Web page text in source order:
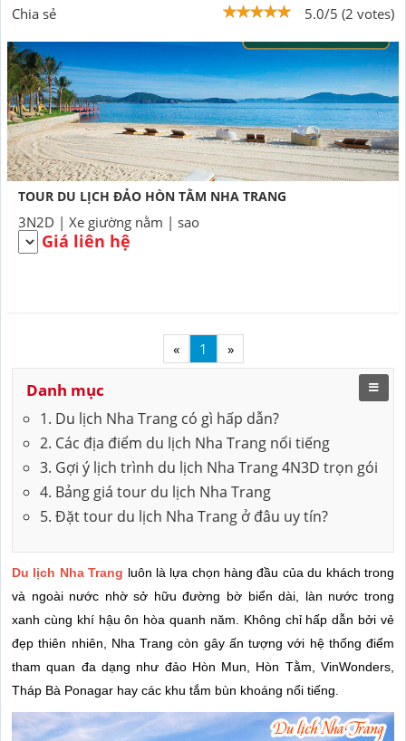
5.0/5 (2 votes)
Chia sẻ
TOUR DU LỊCH ĐẢO HÒN TẰM NHA TRANG
3N2D | Xe giường nằm | sao
Giá liên hệ
« 1 »
Danh mục
1. Du lịch Nha Trang có gì hấp dẫn?
2. Các địa điểm du lịch Nha Trang nổi tiếng
3. Gợi ý lịch trình du lịch Nha Trang 4N3D trọn gói
4. Bảng giá tour du lịch Nha Trang
5. Đặt tour du lịch Nha Trang ở đâu uy tín?
Du lịch Nha Trang luôn là lựa chọn hàng đầu của du khách trong
và ngoài nước nhờ sở hữu đường bờ biển dài, làn nước trong
xanh cùng khí hậu ôn hòa quanh năm. Không chỉ hấp dẫn bởi vẻ
đẹp thiên nhiên, Nha Trang còn gây ấn tượng với hệ thống điểm
tham quan đa dạng như đảo Hòn Mun, Hòn Tằm, VinWonders,
Tháp Bà Ponagar hay các khu tắm bùn khoáng nổi tiếng.